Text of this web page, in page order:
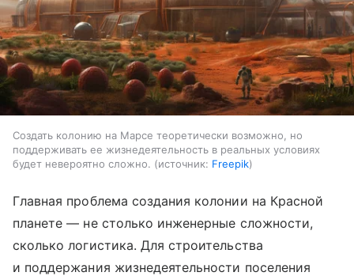
Создать колонию на Марсе теоретически возможно, но
поддерживать ее жизнедеятельность в реальных условиях
будет невероятно сложно.
источник: Freepik
Главная проблема создания колонии на Красной
планете — не столько инженерные сложности,
сколько логистика. Для строительства
и поддержания жизнедеятельности поселения